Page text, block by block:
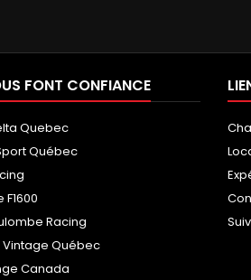
FONT CONFIANCE
Quebec
Québec
F1600
Racing
Vintage Québec
Canada